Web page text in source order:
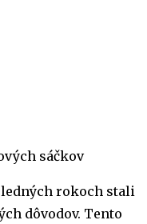
sáčkov
rokoch stali
dôvodov. Tento